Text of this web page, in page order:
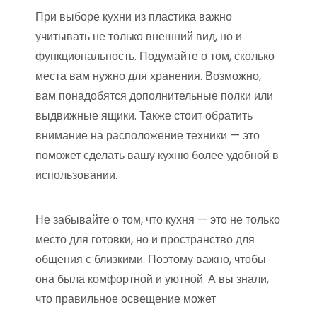
При выборе кухни из пластика важно
учитывать не только внешний вид, но и
функциональность. Подумайте о том, сколько
места вам нужно для хранения. Возможно,
вам понадобятся дополнительные полки или
выдвижные ящики. Также стоит обратить
внимание на расположение техники — это
поможет сделать вашу кухню более удобной в
использовании.
Не забывайте о том, что кухня — это не только
место для готовки, но и пространство для
общения с близкими. Поэтому важно, чтобы
она была комфортной и уютной. А вы знали,
что правильное освещение может